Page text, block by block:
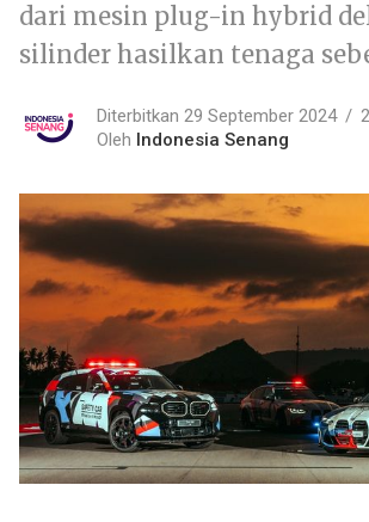
dari mesin plug-in hybrid
silinder hasilkan tenaga
Diterbitkan 29 September 2024
Oleh Indonesia Senang